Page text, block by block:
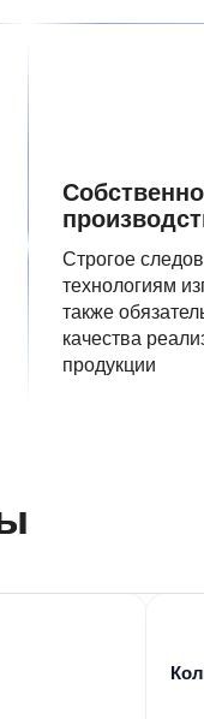
Строгое
технологиям
также
качества
продукции